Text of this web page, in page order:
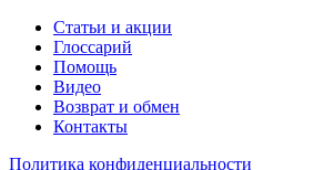
Статьи и акции
Глоссарий
Помощь
Видео
Возврат и обмен
Контакты
Политика конфиденциальности